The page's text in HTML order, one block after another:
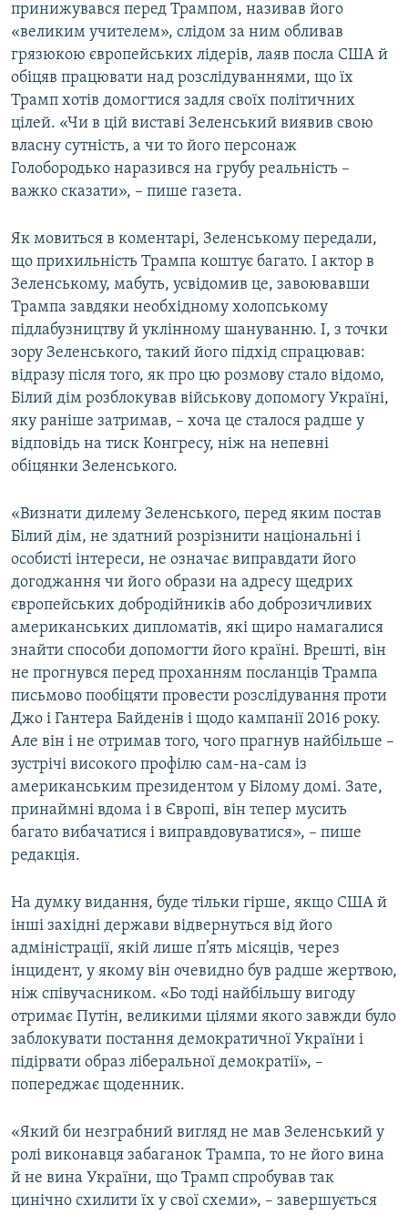
принижувався перед Трампом, називав його
«великим учителем», слідом за ним обливав
грязюкою європейських лідерів, лаяв посла США й
обіцяв працювати над розслідуваннями, що їх
Трамп хотів домогтися задля своїх політичних
цілей. «Чи в цій виставі Зеленський виявив свою
власну сутність, а чи то його персонаж
Голобородько наразився на грубу реальність –
важко сказати», – пише газета.
Як мовиться в коментарі, Зеленському передали,
що прихильність Трампа коштує багато. І актор в
Зеленському, мабуть, усвідомив це, завоювавши
Трампа завдяки необхідному холопському
підлабузництву й уклінному шануванню. І, з точки
зору Зеленського, такий його підхід спрацював:
відразу після того, як про цю розмову стало відомо,
Білий дім розблокував військову допомогу Україні,
яку раніше затримав, – хоча це сталося радше у
відповідь на тиск Конгресу, ніж на непевні
обіцянки Зеленського.
«Визнати дилему Зеленського, перед яким постав
Білий дім, не здатний розрізнити національні і
особисті інтереси, не означає виправдати його
догоджання чи його образи на адресу щедрих
європейських добродійників або доброзичливих
американських дипломатів, які щиро намагалися
знайти способи допомогти його країні. Врешті, він
не прогнувся перед проханням посланців Трампа
письмово пообіцяти провести розслідування проти
Джо і Гантера Байденів і щодо кампанії 2016 року.
Але він і не отримав того, чого прагнув найбільше –
зустрічі високого профілю сам-на-сам із
американським президентом у Білому домі. Зате,
принаймні вдома і в Європі, він тепер мусить
багато вибачатися і виправдовуватися», – пише
редакція.
На думку видання, буде тільки гірше, якщо США й
інші західні держави відвернуться від його
адміністрації, якій лише п’ять місяців, через
інцидент, у якому він очевидно був радше жертвою,
ніж співучасником. «Бо тоді найбільшу вигоду
отримає Путін, великими цілями якого завжди було
заблокувати постання демократичної України і
підірвати образ ліберальної демократії», –
попереджає щоденник.
«Який би незграбний вигляд не мав Зеленський у
ролі виконавця забаганок Трампа, то не його вина
й не вина України, що Трамп спробував так
цинічно схилити їх у свої схеми», – завершується